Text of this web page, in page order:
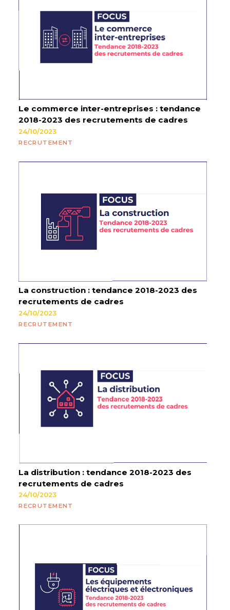
Le commerce inter-entreprises : tendance
2018-2023 des recrutements de cadres
24/10/2023
RECRUTEMENT
La construction : tendance 2018-2023 des
recrutements de cadres
24/10/2023
RECRUTEMENT
La distribution : tendance 2018-2023 des
recrutements de cadres
24/10/2023
RECRUTEMENT